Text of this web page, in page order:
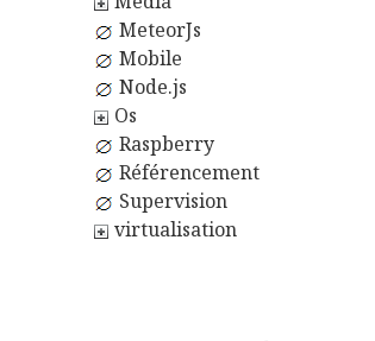
MeteorJs
Mobile
Node.js
Os
Raspberry
Référencement
Supervision
virtualisation